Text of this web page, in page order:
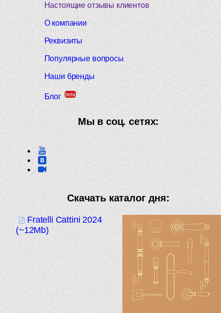
Настоящие отзывы клиентов
О компании
Реквизиты
Популярные вопросы
Наши бренды
Блог beta
Мы в соц. сетях:
Скачать каталог дня:
Fratelli Cattini 2024
(~12Mb)